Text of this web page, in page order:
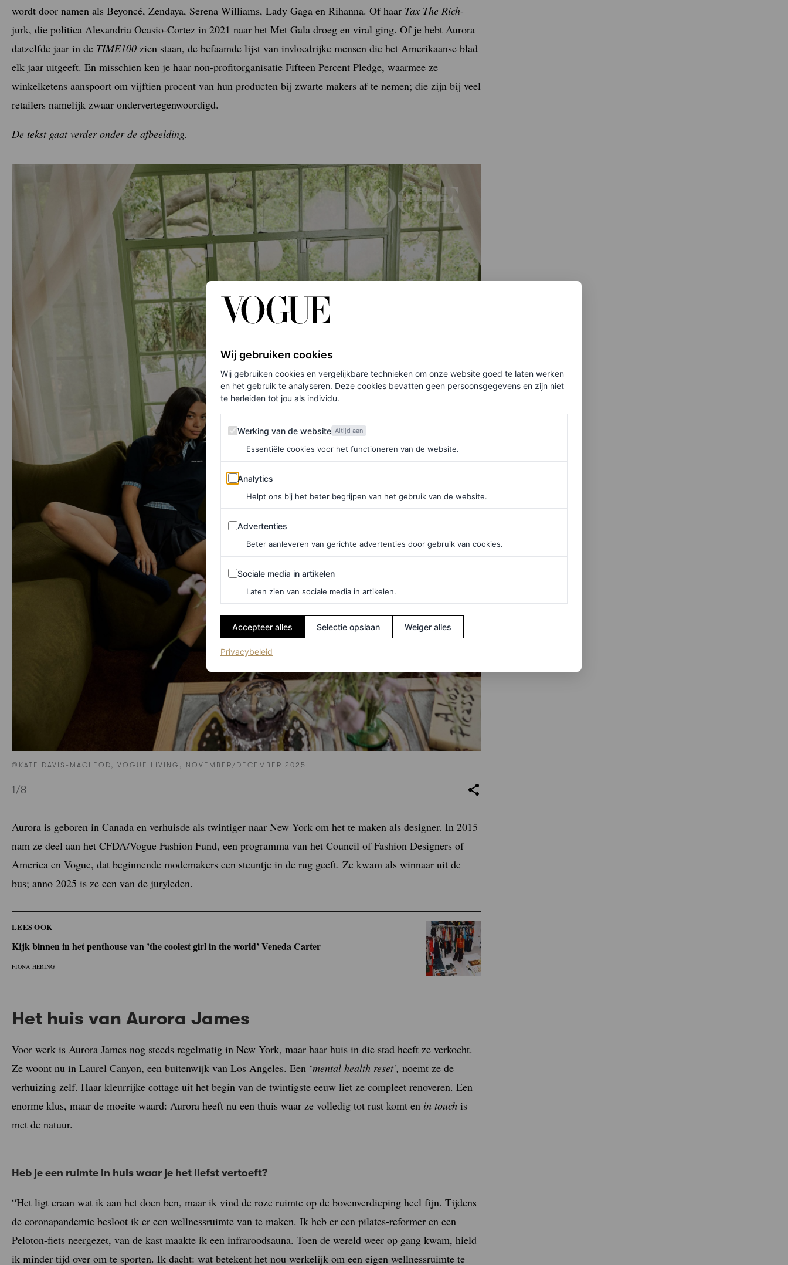
wordt door namen als Beyoncé, Zendaya, Serena Williams, Lady Gaga en Rihanna. Of haar Tax The Rich-
jurk, die politica Alexandria Ocasio-Cortez in 2021 naar het Met Gala droeg en viral ging. Of je hebt Aurora
datzelfde jaar in de TIME100 zien staan, de befaamde lijst van invloedrijke mensen die het Amerikaanse blad
elk jaar uitgeeft. En misschien ken je haar non-profitorganisatie Fifteen Percent Pledge, waarmee ze
winkelketens aanspoort om vijftien procent van hun producten bij zwarte makers af te nemen; die zijn bij veel
retailers namelijk zwaar ondervertegenwoordigd.
De tekst gaat verder onder de afbeelding.
©KATE DAVIS-MACLEOD, VOGUE LIVING, NOVEMBER/DECEMBER 2025
1 /8
Aurora is geboren in Canada en verhuisde als twintiger naar New York om het te maken als designer. In 2015
nam ze deel aan het CFDA/Vogue Fashion Fund, een programma van het Council of Fashion Designers of
America en Vogue, dat beginnende modemakers een steuntje in de rug geeft. Ze kwam als winnaar uit de
bus; anno 2025 is ze een van de juryleden.
LEES OOK
Kijk binnen in het penthouse van ’the coolest girl in the world’ Veneda Carter
FIONA HERING
Het huis van Aurora James
Voor werk is Aurora James nog steeds regelmatig in New York, maar haar huis in die stad heeft ze verkocht.
Ze woont nu in Laurel Canyon, een buitenwijk van Los Angeles. Een ‘mental health reset’, noemt ze de
verhuizing zelf. Haar kleurrijke cottage uit het begin van de twintigste eeuw liet ze compleet renoveren. Een
enorme klus, maar de moeite waard: Aurora heeft nu een thuis waar ze volledig tot rust komt en in touch is
met de natuur.
Heb je een ruimte in huis waar je het liefst vertoeft?
“Het ligt eraan wat ik aan het doen ben, maar ik vind de roze ruimte op de bovenverdieping heel fijn. Tijdens
de coronapandemie besloot ik er een wellnessruimte van te maken. Ik heb er een pilates-reformer en een
Peloton-fiets neergezet, van de kast maakte ik een infraroodsauna. Toen de wereld weer op gang kwam, hield
ik minder tijd over om te sporten. Ik dacht: wat betekent het nou werkelijk om een eigen wellnessruimte te
Wij gebruiken cookies
Wij gebruiken cookies en vergelijkbare technieken om onze website goed te laten werken
en het gebruik te analyseren. Deze cookies bevatten geen persoonsgegevens en zijn niet
te herleiden tot jou als individu.
Werking van de website
Werking van de website Altijd aan
Essentiële cookies voor het functioneren van de website.
Analytics
Analytics
Helpt ons bij het beter begrijpen van het gebruik van de website.
Advertenties
Advertenties
Beter aanleveren van gerichte advertenties door gebruik van cookies.
Sociale media in artikelen
Sociale media in artikelen
Laten zien van sociale media in artikelen.
Accepteer alles Selectie opslaan Weiger alles
Privacybeleid